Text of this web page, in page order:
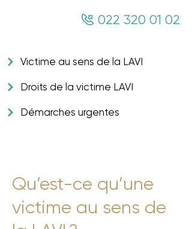
022 320 01 02
Victime au sens de la LAVI
Droits de la victime LAVI ​
Démarches urgentes
Qu’est-ce qu’une
victime au sens de